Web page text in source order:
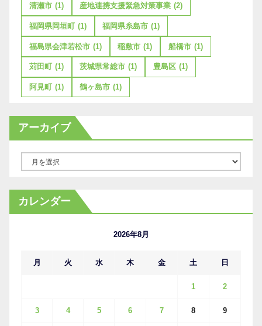
清瀬市 (1) 産地連携支援緊急対策事業 (2)
福岡県岡垣町 (1) 福岡県糸島市 (1)
福島県会津若松市 (1) 稲敷市 (1) 船橋市 (1)
苅田町 (1) 茨城県常総市 (1) 豊島区 (1)
阿見町 (1) 鶴ヶ島市 (1)
アーカイブ
カ
イ
カレンダー
2026年8月
月 火 水 木 金 土 日
1 2
3 4 5 6 7 8 9